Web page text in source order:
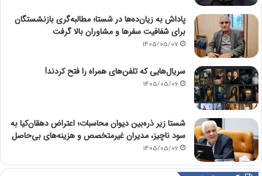
پاداش به زیان‌ده‌ها در شستا؛ مطالبه‌گری بازنشستگان
برای شفافیت سفرها و مشاوران بالا گرفت
1405/05/07
سریال‌هایی که تلفن‌های همراه را فتح کردند!
1405/05/06
شستا زیر ذره‌بین دیوان محاسبات؛ اعتراض دهقان‌کیا به
سود ناچیز، مدیران غیرمتخصص و هزینه‌های بی‌حاصل
1405/05/06